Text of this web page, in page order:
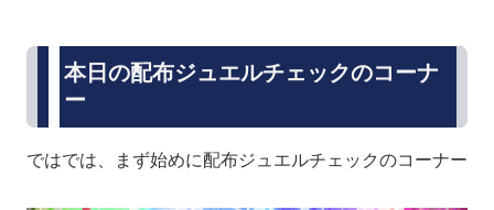
本日の配布ジュエルチェックのコーナ
ー
ではでは、まず始めに配布ジュエルチェックのコーナー